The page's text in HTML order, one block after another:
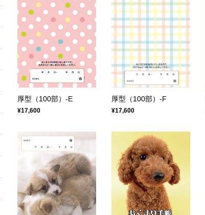
厚型（100部）-E
¥17,600
厚型（100部）-F
¥17,600